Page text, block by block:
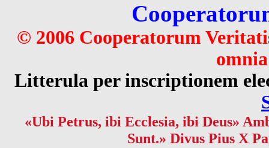
© 2006 Cooperatorum
Litterula per inscriptionem
«Ubi Petrus, ibi Ecclesia, ibi Deus»
Sunt.» Divus Pius X